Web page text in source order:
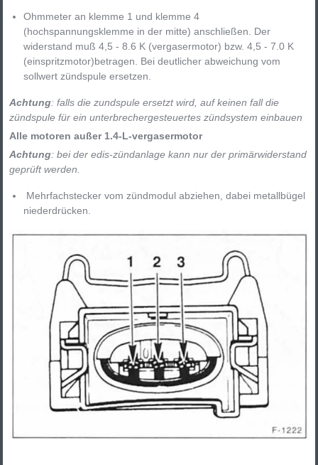
Ohmmeter an klemme 1 und klemme 4
(hochspannungsklemme in der mitte) anschließen. Der
widerstand muß 4,5 - 8.6 K (vergasermotor) bzw. 4,5 - 7.0 K
(einspritzmotor)betragen. Bei deutlicher abweichung vom
sollwert zündspule ersetzen.
Achtung: falls die zundspule ersetzt wird, auf keinen fall die
zündspule für ein unterbrechergesteuertes zündsystem einbauen
Alle motoren außer 1.4-L-vergasermotor
Achtung: bei der edis-zündanlage kann nur der primärwiderstand
geprüft werden.
Mehrfachstecker vom zündmodul abziehen, dabei metallbügel
niederdrücken.